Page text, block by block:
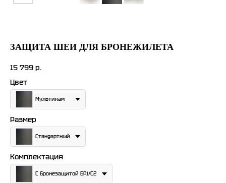
ЗАЩИТА ШЕИ ДЛЯ БРОНЕЖИЛЕТА
15 799 р.
Цвет
Мультикам
Размер
Стандартный
Комплектация
С бронезащитой БР1/С2